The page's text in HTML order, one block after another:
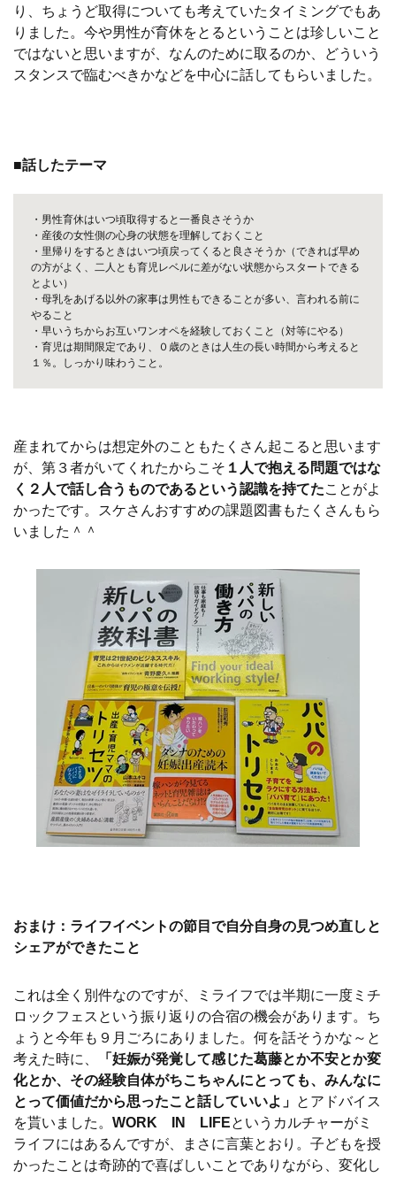
り、ちょうど取得についても考えていたタイミングでもあ
りました。今や男性が育休をとるということは珍しいこと
ではないと思いますが、なんのために取るのか、どういう
スタンスで臨むべきかなどを中心に話してもらいました。
■話したテーマ
・男性育休はいつ頃取得すると一番良さそうか
・産後の女性側の心身の状態を理解しておくこと
・里帰りをするときはいつ頃戻ってくると良さそうか（できれば早め
の方がよく、二人とも育児レベルに差がない状態からスタートできる
とよい）
・母乳をあげる以外の家事は男性もできることが多い、言われる前に
やること
・早いうちからお互いワンオペを経験しておくこと（対等にやる）
・育児は期間限定であり、０歳のときは人生の長い時間から考えると
１％。しっかり味わうこと。
産まれてからは想定外のこともたくさん起こると思います
が、第３者がいてくれたからこそ １人で抱える問題ではな
く２人で話し合うものであるという認識を持てたことがよ
かったです。スケさんおすすめの課題図書もたくさんもら
いました＾＾
おまけ：ライフイベントの節目で自分自身の見つめ直しと
シェアができたこと
これは全く別件なのですが、ミライフでは半期に一度ミチ
ロックフェスという振り返りの合宿の機会があります。ち
ょうと今年も９月ごろにありました。何を話そうかな～と
考えた時に、
「妊娠が発覚して感じた葛藤とか不安とか変
化とか、その経験自体がちこちゃんにとっても、みんなに
とって価値だから思ったこと話していいよ」 とアドバイス
を貰いました。 WORK IN LIFEというカルチャーがミ
ライフにはあるんですが、まさに言葉とおり。子どもを授
かったことは奇跡的で喜ばしいことでありながら、変化し